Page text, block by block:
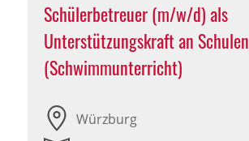
Schülerbetreuer (m/w/d) als
Unterstützungskraft an Schulen
(Schwimmunterricht)
Würzburg